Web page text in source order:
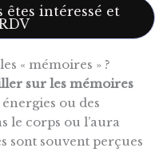
êtes intéressé et
« mémoires » ?
sur les mémoires
ou des
le corps ou l’aura
sont souvent perçues